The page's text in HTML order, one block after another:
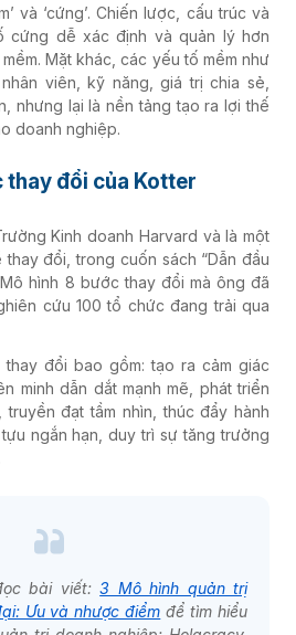
và ‘cứng’. Chiến lược, cấu trúc và
cứng dễ xác định và quản lý hơn
Mặt khác, các yếu tố mềm như
viên, kỹ năng, giá trị chia sẻ,
nhưng lại là nền tảng tạo ra lợi thế
doanh nghiệp.
thay đổi của Kotter
Kinh doanh Harvard và là một
đổi, trong cuốn sách “Dẫn đầu
hình 8 bước thay đổi mà ông đã
cứu 100 tổ chức đang trải qua
đổi bao gồm: tạo ra cảm giác
minh dẫn dắt mạnh mẽ, phát triển
đạt tầm nhìn, thúc đẩy hành
ngắn hạn, duy trì sự tăng trưởng
bài viết:3 Mô hình quản trị
Ưu và nhược điểm để tìm hiểu